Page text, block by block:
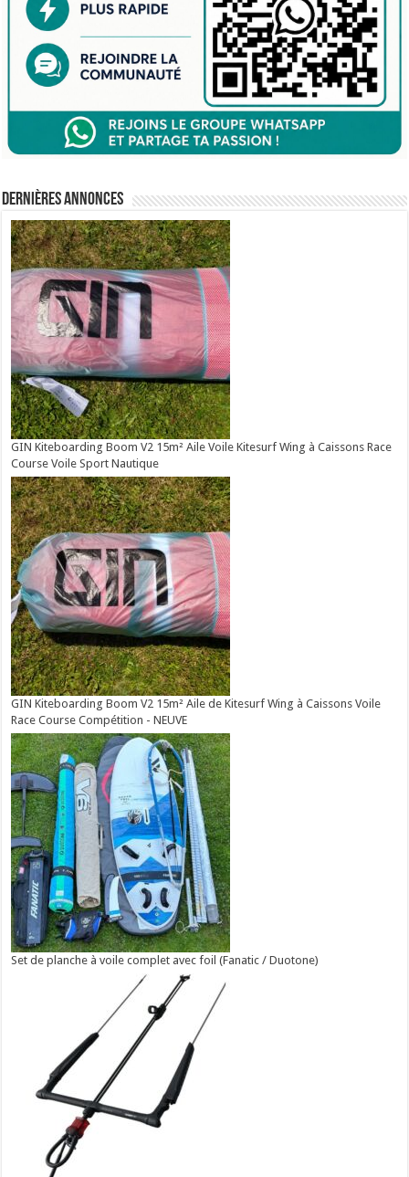
Dernières annonces
GIN Kiteboarding Boom V2 15m² Aile Voile Kitesurf Wing à Caissons Race
Course Voile Sport Nautique
GIN Kiteboarding Boom V2 15m² Aile de Kitesurf Wing à Caissons Voile
Race Course Compétition - NEUVE
Set de planche à voile complet avec foil (Fanatic / Duotone)